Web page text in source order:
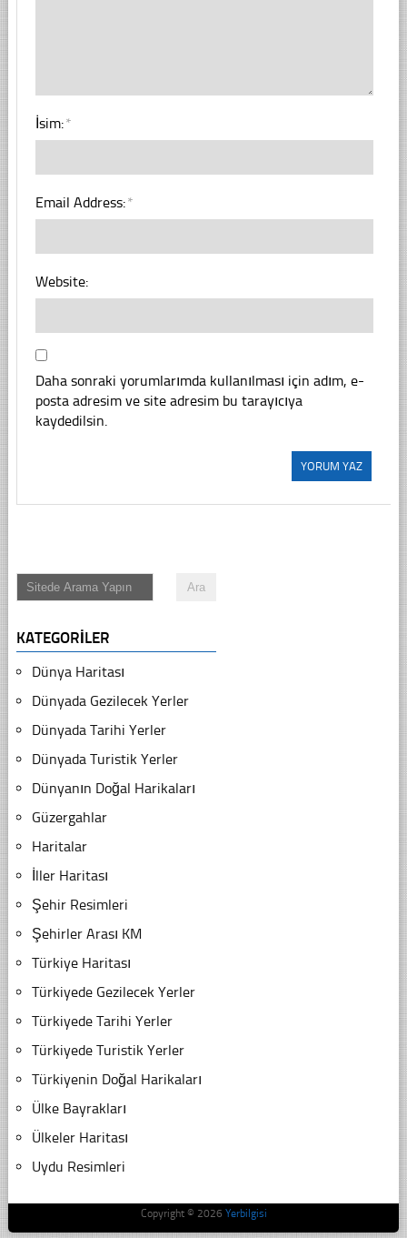
İsim:*
Email Address:*
Website:
Daha sonraki yorumlarımda kullanılması için adım, e-
posta adresim ve site adresim bu tarayıcıya
kaydedilsin.
KATEGORILER
Dünya Haritası
Dünyada Gezilecek Yerler
Dünyada Tarihi Yerler
Dünyada Turistik Yerler
Dünyanın Doğal Harikaları
Güzergahlar
Haritalar
İller Haritası
Şehir Resimleri
Şehirler Arası KM
Türkiye Haritası
Türkiyede Gezilecek Yerler
Türkiyede Tarihi Yerler
Türkiyede Turistik Yerler
Türkiyenin Doğal Harikaları
Ülke Bayrakları
Ülkeler Haritası
Uydu Resimleri
Copyright © 2026 Yerbilgisi